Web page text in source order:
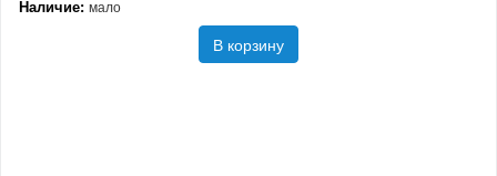
Наличие: мало
В корзину